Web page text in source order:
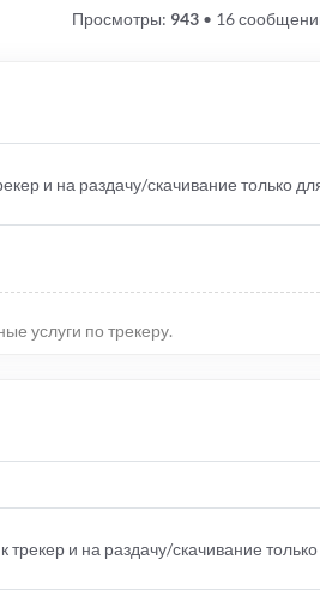
16
Просмотры: 943•
и на раздачу/скачивание только
услуги по трекеру.
и на раздачу/скачивание